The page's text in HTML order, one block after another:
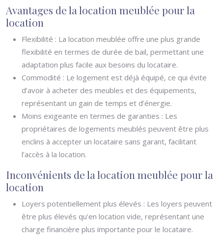
Avantages de la location meublée pour la
location
Flexibilité : La location meublée offre une plus grande
flexibilité en termes de durée de bail, permettant une
adaptation plus facile aux besoins du locataire.
Commodité : Le logement est déjà équipé, ce qui évite
d’avoir à acheter des meubles et des équipements,
représentant un gain de temps et d’énergie.
Moins exigeante en termes de garanties : Les
propriétaires de logements meublés peuvent être plus
enclins à accepter un locataire sans garant, facilitant
l’accès à la location.
Inconvénients de la location meublée pour la
location
Loyers potentiellement plus élevés : Les loyers peuvent
être plus élevés qu’en location vide, représentant une
charge financière plus importante pour le locataire.